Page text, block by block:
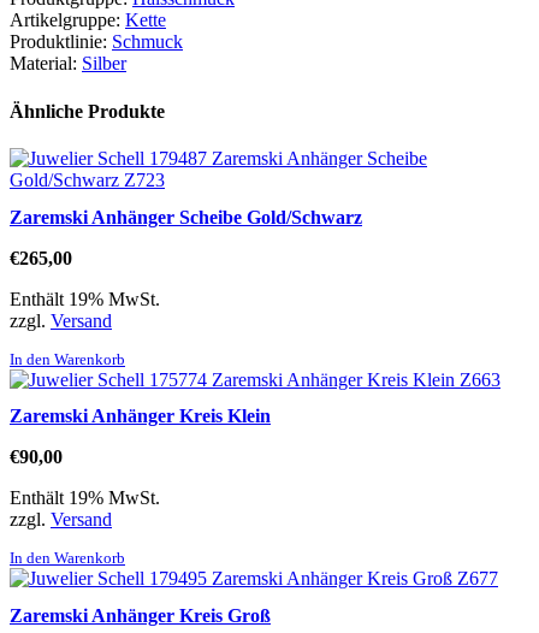
Artikelgruppe: Kette
Produktlinie: Schmuck
Material: Silber
Ähnliche Produkte
Zaremski Anhänger Scheibe Gold/Schwarz
€265,00
Enthält 19% MwSt.
zzgl. Versand
In den Warenkorb
Zaremski Anhänger Kreis Klein
€90,00
Enthält 19% MwSt.
zzgl. Versand
In den Warenkorb
Zaremski Anhänger Kreis Groß